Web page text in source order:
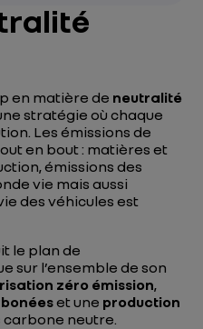
en matière de neutralité
stratégie où chaque
Les émissions de
en bout : matières et
émissions des
vie mais aussi
des véhicules est
le plan de
sur l’ensemble de son
zéro émission,
et une production
carbone neutre.